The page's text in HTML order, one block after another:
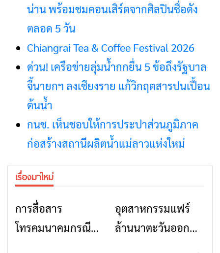
น่าน พร้อมชมคอนเสิร์ตจากศิลปินชื่อดัง
ตลอด 5 วัน
Chiangrai Tea & Coffee Festival 2026
ด่วน! เครือข่ายลุ่มน้ำกกยื่น 5 ข้อถึงรัฐบาล
จี้นายกฯ ลงเชียงราย แก้วิกฤตสารปนเปื้อน
ต้นน้ำ
กนช. เห็นชอบให้การประปาส่วนภูมิภาค
ก่อสร้างสถานีผลิตน้ำแม่ลาวแห่งใหม่
เรื่องมาใหม่
การสื่อสาร
โทรคมนาคมกรณีภัย
ข่าวเชียงราย
อุตสาหกรรมแฟร์
ล้านนาตะวันออก